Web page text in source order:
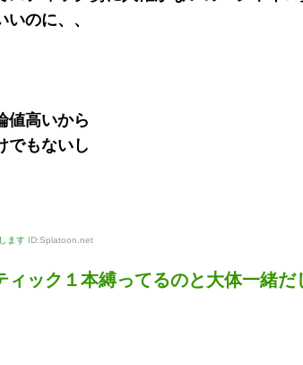
のに、、
値高いから
でもないし
ます ID:Splatoon.net
ィック１本縛ってるのと大体一緒だ